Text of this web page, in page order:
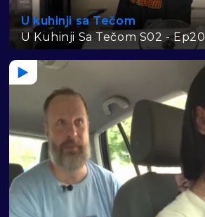
U kuhinji sa Tečom
U Kuhinji Sa Tečom S02 - Ep20